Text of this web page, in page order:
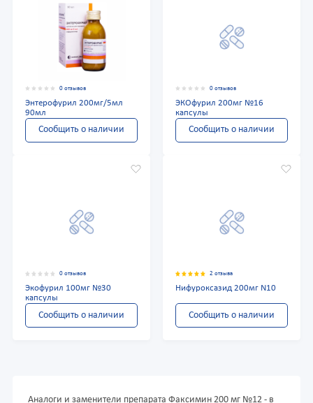
0 отзывов
Энтерофурил 200мг/5мл
90мл
Сообщить о наличии
0 отзывов
ЭКОфурил 200мг №16
капсулы
Сообщить о наличии
0 отзывов
Экофурил 100мг №30
капсулы
Сообщить о наличии
2 отзыва
Нифуроксазид 200мг N10
Сообщить о наличии
Аналоги и заменители препарата Факсимин 200 мг №12 - в